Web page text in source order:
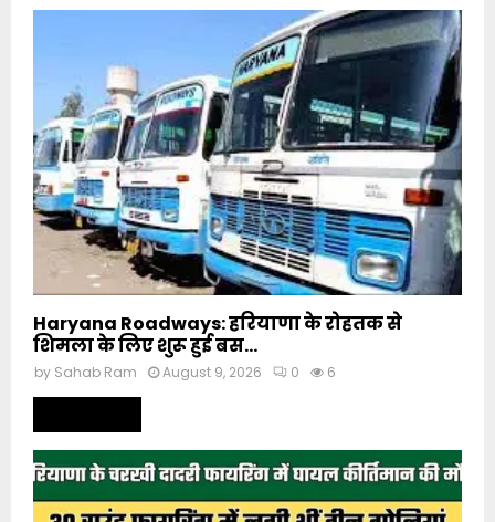
Haryana Roadways: हरियाणा के रोहतक से
शिमला के लिए शुरू हुई बस...
by Sahab Ram August 9, 2026 0 6